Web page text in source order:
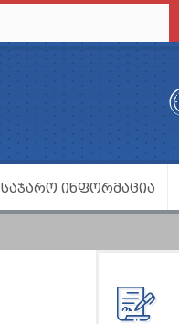
ᲡᲐᲯᲐᲠᲝ ᲘᲜᲤᲝᲠᲛᲐᲪᲘᲐ